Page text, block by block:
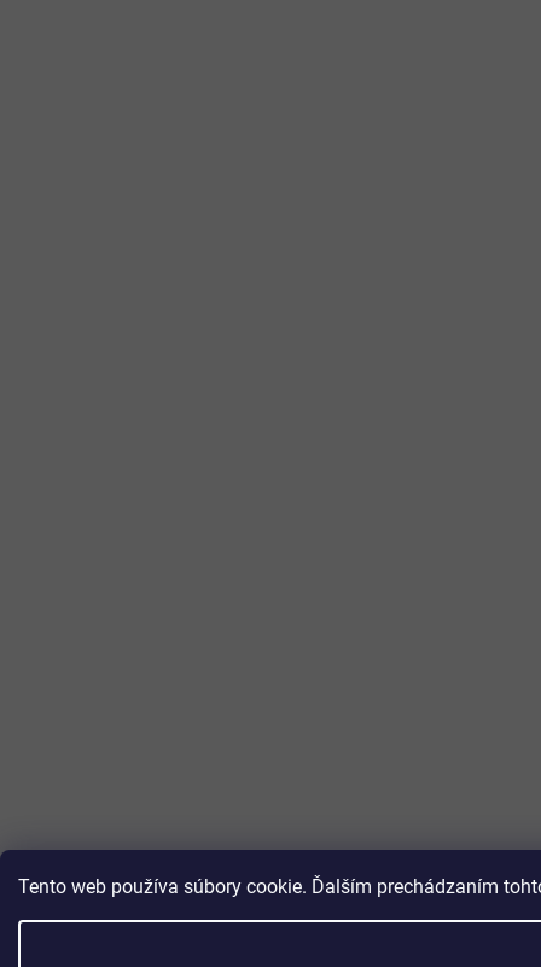
Tento web používa súbory cookie. Ďalším prechádzaním